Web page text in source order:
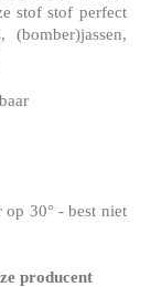
stof stof perfect
op 30° - best niet
producent